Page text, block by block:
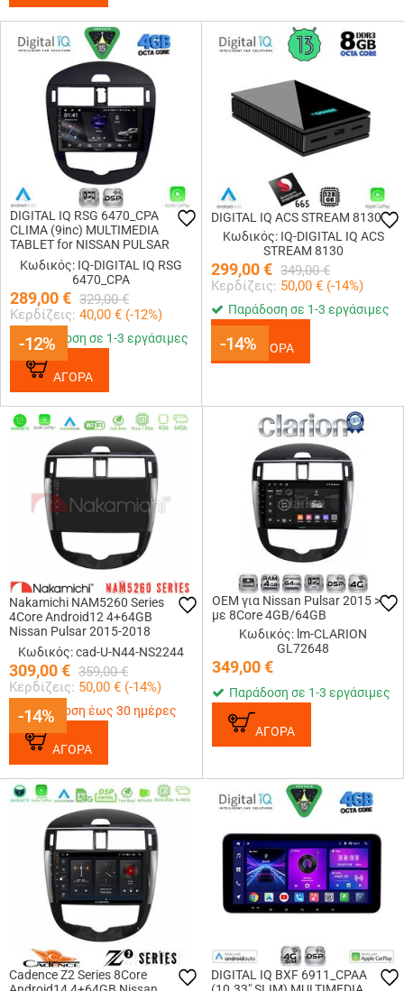
-12%
DIGITAL IQ RSG 6470_CPA
CLIMA (9inc) MULTIMEDIA
TABLET for NISSAN PULSAR
mod. 2014-2020
Κωδικός: IQ-DIGITAL IQ RSG
6470_CPA
289,00€ 329,00 €
Κερδίζεις: 40,00 € (-12%)
-12%
Παράδοση σε 1-3 εργάσιμες
ΑΓΟΡΑ
-14%
DIGITAL IQ ACS STREAM 8130
Κωδικός: IQ-DIGITAL IQ ACS
STREAM 8130
299,00€ 349,00 €
Κερδίζεις: 50,00 € (-14%)
-14%
Παράδοση σε 1-3 εργάσιμες
ΑΓΟΡΑ
-14%
Nakamichi NAM5260 Series
4Core Android12 4+64GB
Nissan Pulsar 2015-2018
Navigation Multimedia Tablet 9
Με Carplay &amp; Android Auto
Κωδικός: cad-U-N44-NS2244
309,00€ 359,00 €
Κερδίζεις: 50,00 € (-14%)
-14%
Παράδοση έως 30 ημέρες
ΑΓΟΡΑ
OEM για Nissan Pulsar 2015 >
με 8Core 4GB/64GB
Κωδικός: lm-CLARION
GL72648
349,00€
Παράδοση σε 1-3 εργάσιμες
ΑΓΟΡΑ
Cadence Z2 Series 8Core
DIGITAL IQ BXF 6911_CPAA